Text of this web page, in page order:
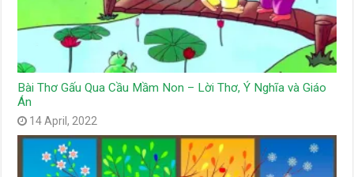
Bài Thơ Gấu Qua Cầu Mầm Non – Lời Thơ, Ý Nghĩa và Giáo
Án
14 April, 2022